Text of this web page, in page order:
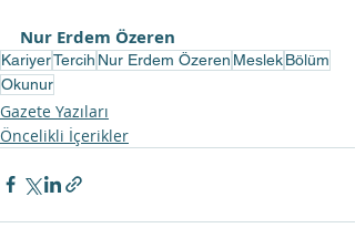
Nur Erdem Özeren
KariyerTercih Nur Erdem Özeren MeslekBölüm
Okunur
Gazete Yazıları
Öncelikli İçerikler